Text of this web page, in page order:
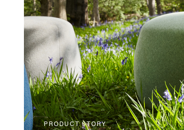
PRODUCT STORY